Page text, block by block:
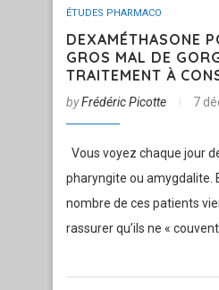
ÉTUDES PHARMACO
DEXAMÉTHASONE
GROS MAL DE
TRAITEMENT À
byFrédéric Picotte 7
Vous voyez chaque jour
pharyngite ou amygdalite.
nombre de ces patients
rassurer qu’ils ne «